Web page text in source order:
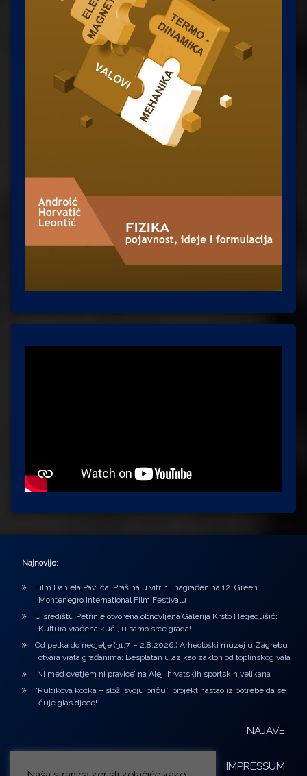
Najnovije:
Film Daniela Pavlića ‘Prašina u vitrini’ nagrađen na 12. Green
Montenegro International Film Festivalu
U središtu Petrinje otvorena obnovljena Galerija Krsto Hegedušić:
Kultura vraćena kući, u samo srce grada!
Od petka do nedjelje (31.7. – 2.8.2026.) Arheološki muzej u Zagrebu
otvara vrata građanima: Besplatan ulaz kao zaklon od toplinskog vala
‘Ni med cvetjem ni pravice’ na Aleji hrvatskih sportskih velikana
“Rubikova kocka – složi svoju priču”, projekt nastao iz potrebe da se
čuje glas djece!
NAJAVE
IMPRESSUM